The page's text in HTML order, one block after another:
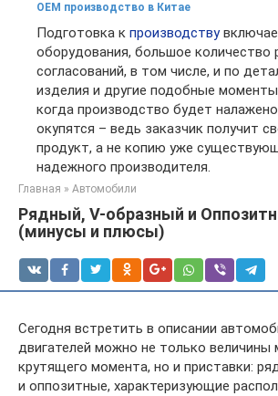
OEM производство в Китае
Подготовка к производству
оборудования, большое количество
согласований, в том числе, и по
изделия и другие подобные
когда производство будет
окупятся – ведь заказчик получит
продукт, а не копию уже
надежного производителя.
Главная » Автомобили
Рядный, V-образный и
(минусы и плюсы)
Сегодня встретить в описании
двигателей можно не только
крутящего момента, но и приставки:
и оппозитные, характеризующие